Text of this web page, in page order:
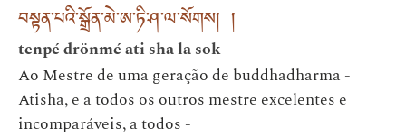
བསྟན་པའི་སྒྲོན་མེ་ཨ་ཏི་ཤ་ལ་སོགས། །
tenpé drönmé ati sha la sok
Ao Mestre de uma geração de buddhadharma -
Atisha, e a todos os outros mestre excelentes e
incomparáveis, a todos -